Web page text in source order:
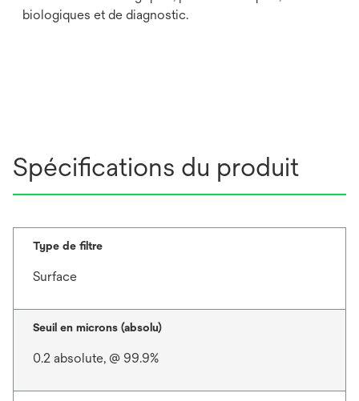
biologiques et de diagnostic.
Spécifications du produit
Type de filtre
Surface
Seuil en microns (absolu)
0.2 absolute, @ 99.9%